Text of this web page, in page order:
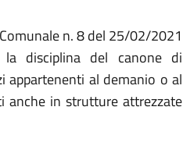
n. 8 del 25/02/2021
disciplina del canone di
appartenenti al demanio o al
anche in strutture attrezzate